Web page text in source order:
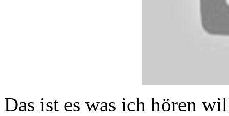
Das ist es was ich hören